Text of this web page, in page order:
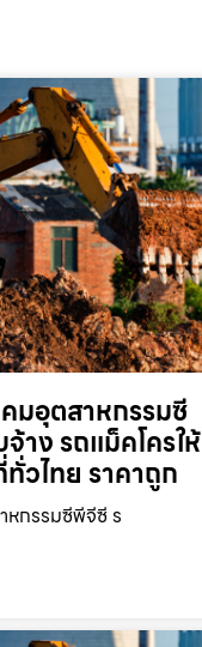
คมอุตสาหกรรมซี
าง รถแม็คโครให้
วไทย ราคาถูก
หกรรมซีพีจีซี ร